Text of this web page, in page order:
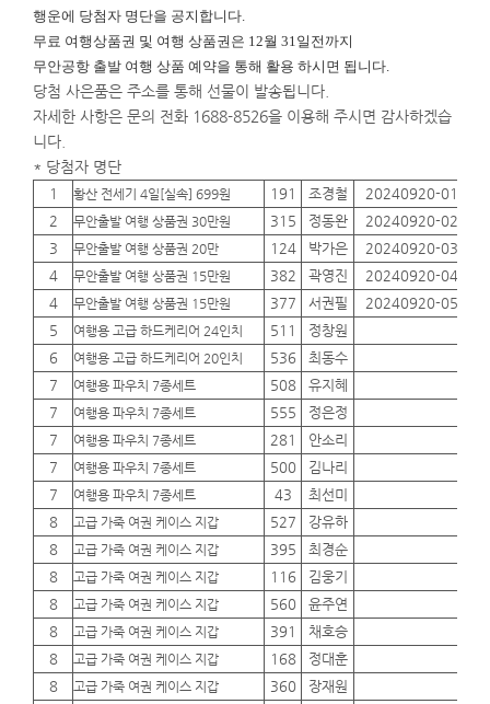
행운에 당첨자 명단을 공지합니다.
무료 여행상품권 및 여행 상품권은 12월 31일전까지
무안공항 출발 여행 상품 예약을 통해 활용 하시면 됩니다.
당첨 사은품은 주소를 통해 선물이 발송됩니다.
자세한 사항은 문의 전화 1688-8526을 이용해 주시면 감사하겠습
니다.
* 당첨자 명단
1 황산 전세기 4일[실속] 699원 191 조경철 20240920-01
2
무안출발 여행 상품권 30만원 315 정동완 20240920-02
3
무안출발 여행 상품권 20만 124 박가은 20240920-03
4
무안출발 여행 상품권 15만원 382 곽영진 20240920-04
4
무안출발 여행 상품권 15만원 377 서권필 20240920-05
5
여행용 고급 하드케리어 24인치 511 정창원
6
여행용 고급 하드케리어 20인치 536 최동수
7
여행용 파우치 7종세트 508 유지혜
7
여행용 파우치 7종세트 555 정은정
7
여행용 파우치 7종세트 281 안소리
7
여행용 파우치 7종세트 500 김나리
7
여행용 파우치 7종세트 43 최선미
8
고급 가죽 여권 케이스 지갑 527 강유하
8
고급 가죽 여권 케이스 지갑 395 최경순
8
고급 가죽 여권 케이스 지갑 116 김웅기
8
고급 가죽 여권 케이스 지갑 560 윤주연
8
고급 가죽 여권 케이스 지갑 391 채호승
8
고급 가죽 여권 케이스 지갑 168 정대훈
8
고급 가죽 여권 케이스 지갑 360 장재원